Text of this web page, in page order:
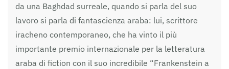
da una Baghdad surreale, quando si parla del suo
lavoro si parla di fantascienza araba: lui, scrittore
iracheno contemporaneo, che ha vinto il più
importante premio internazionale per la letteratura
araba di fiction con il suo incredibile “Frankenstein a